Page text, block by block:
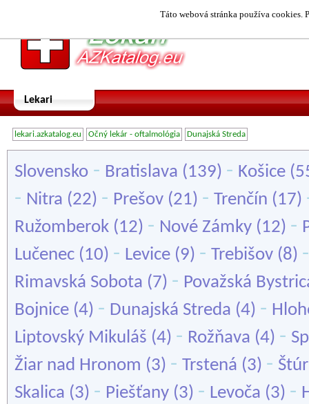
Táto webová stránka používa cookies.
Lekari
lekari.azkatalog.eu Očný lekár - oftalmológia Dunajská Streda
Slovensko - Bratislava (139) - Košice
- Nitra (22) - Prešov (21) - Trenčín (17)
Ružomberok (12) - Nové Zámky (12) -
Lučenec (10) - Levice (9) - Trebišov (8)
Rimavská Sobota (7) - Považská
Bojnice (4) - Dunajská Streda (4) -
Liptovský Mikuláš (4) - Rožňava (4) -
Žiar nad Hronom (3) - Trstená (3) -
Skalica (3) - Piešťany (3) - Levoča (3) -